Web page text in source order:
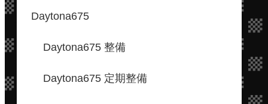
Daytona675
Daytona675 整備
Daytona675 定期整備